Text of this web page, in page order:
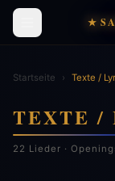
★
Startseite › Texte /
TEXTE /
22 Lieder ·